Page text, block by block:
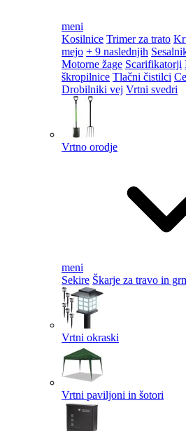
meni
Kosilnice Trimer za trato
mejo + 9 naslednjih
Motorne žage Scarifikatorji
škropilnice Tlačni čistilci
Drobilniki vej Vrtni svedri
Vrtno orodje
meni
Sekire Škarje za travo in
Vrtni okraski
Vrtni paviljoni in šotori